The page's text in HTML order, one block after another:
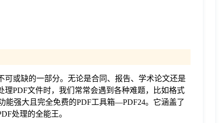
或缺的一部分。无论是合同、报告、学术论文还是
PDF文件时，我们常常会遇到各种难题，比如格式
能强大且完全免费的PDF工具箱—PDF24。它涵盖了
处理的全能王。